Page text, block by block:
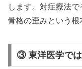
します。対症療法で
骨格の歪みという根
③ 東洋医学で